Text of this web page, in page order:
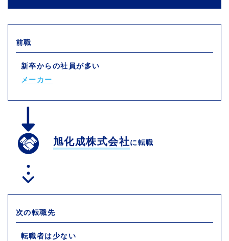
前職
新卒からの社員が多い
メーカー
旭化成株式会社に転職
次の転職先
転職者は少ない